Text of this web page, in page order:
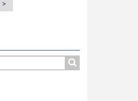
Következő
oldal
>